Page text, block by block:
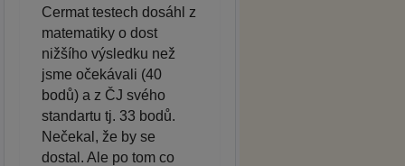
Cermat testech dosáhl z
matematiky o dost
nižšího výsledku než
jsme očekávali (40
bodů) a z ČJ svého
standartu tj. 33 bodů.
Nečekal, že by se
dostal. Ale po tom co